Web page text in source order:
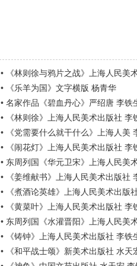
•
《林则徐与鸦片之战》上海人民美
•
《乐羊为国》文字横版 杨青华
• 名家作品《碧血丹心》严绍唐 李铁
•
《林则徐》上海人民美术出版社 李
•
《党需要什么就干什么》上海人美
•
《闹花灯》上海人民美术出版社 李
• 东周列国《华元卫宋》上海人民美
•
《姜维献书》上海人民美术出版社
•
《煮酒论英雄》上海人民美术出版
•
《黄菜叶》上海人民美术出版社 李
• 东周列国《水灌晋阳》上海人民美
•
《铸钟》上海人民美术出版社 李铁
•
《和平战士颂》新美术出版社 水